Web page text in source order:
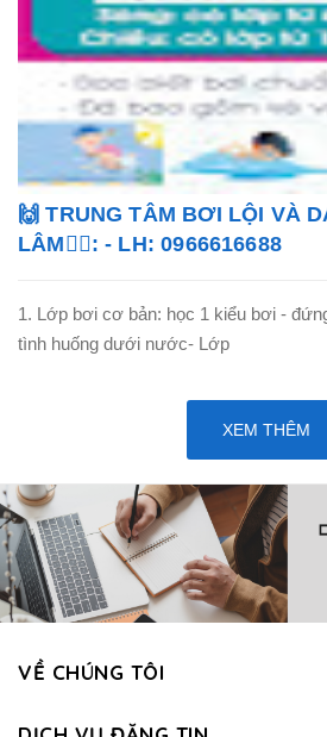
🙌 TRUNG TÂM BƠI LỘI VÀ
LÂM🏊‍♂️: - LH: 0966616688
1. Lớp bơi cơ bản: học 1 kiểu bơi -
tình huống dưới nước- Lớp
XEM THÊM
VỀ CHÚNG TÔI